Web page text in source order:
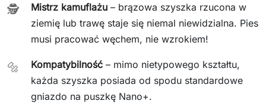
🕵️ Mistrz kamuflażu – brązowa szyszka rzucona w
ziemię lub trawę staje się niemal niewidzialna. Pies
musi pracować węchem, nie wzrokiem!
🔩 Kompatybilność – mimo nietypowego kształtu,
każda szyszka posiada od spodu standardowe
gniazdo na puszkę Nano+.